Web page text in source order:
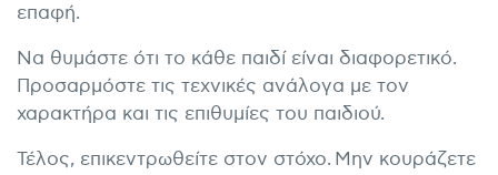
επαφή.
Να θυμάστε ότι το κάθε παιδί είναι διαφορετικό.
Προσαρμόστε τις τεχνικές ανάλογα με τον
χαρακτήρα και τις επιθυμίες του παιδιού.
Τέλος, επικεντρωθείτε στον στόχο. Μην κουράζετε